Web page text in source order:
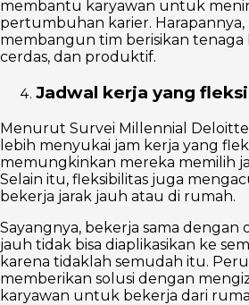
membantu karyawan untuk
pertumbuhan karier.
membangun tim berisikan tenaga
cerdas, dan produktif.
Jadwal kerja yang
Menurut Survei Millennial Deloitte
lebih menyukai jam kerja yang
memungkinkan mereka memilih
Selain itu, fleksibilitas juga
bekerja jarak jauh atau di rumah.
Sayangnya, bekerja sama dengan
jauh tidak bisa diaplikasikan ke
karena tidaklah semudah itu.
memberikan solusi dengan
karyawan untuk bekerja dari